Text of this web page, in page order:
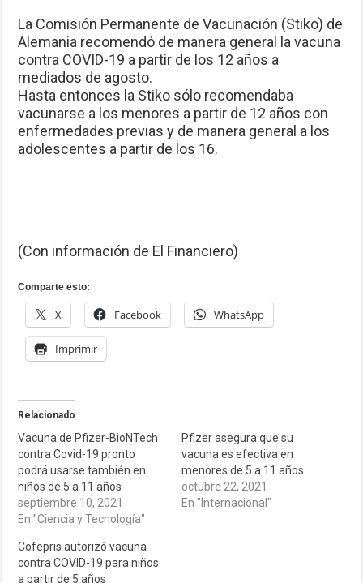
La Comisión Permanente de Vacunación (Stiko) de
Alemania recomendó de manera general la vacuna
contra COVID-19 a partir de los 12 años a
mediados de agosto.
Hasta entonces la Stiko sólo recomendaba
vacunarse a los menores a partir de 12 años con
enfermedades previas y de manera general a los
adolescentes a partir de los 16.
(Con información de El Financiero)
Comparte esto:
X Facebook WhatsApp
Imprimir
Relacionado
Vacuna de Pfizer-BioNTech
contra Covid-19 pronto
podrá usarse también en
niños de 5 a 11 años
septiembre 10, 2021
En "Ciencia y Tecnología"
Pfizer asegura que su
vacuna es efectiva en
menores de 5 a 11 años
octubre 22, 2021
En "Internacional"
Cofepris autorizó vacuna
contra COVID-19 para niños
a partir de 5 años